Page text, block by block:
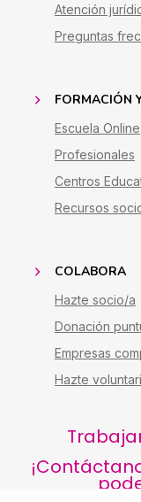
Atención
Preguntas
FORMACIÓN
Escuela Online
Profesionales
Centros
Recursos
COLABORA
Hazte socio/a
Donación
Empresas
Hazte